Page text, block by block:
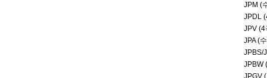
JPM (
JPDL
JPV (4
JPA (
JPBS/
JPBW
JPGV